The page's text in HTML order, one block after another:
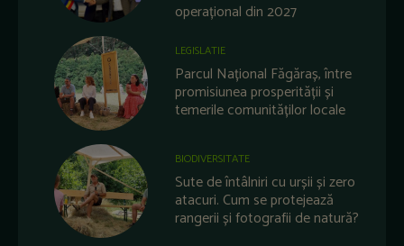
operațional din 2027
LEGISLATIE
Parcul Național Făgăraș, între
promisiunea prosperității și
temerile comunităților locale
BIODIVERSITATE
Sute de întâlniri cu urșii și zero
atacuri. Cum se protejează
rangerii și fotografii de natură?